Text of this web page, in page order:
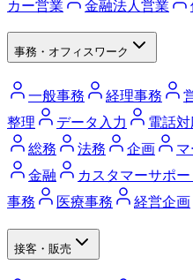
カー営業
金融法人営業
事務・オフィスワーク
一般事務 経理事務
整理
データ入力 電話
総務
法務 企画
金融
カスタマーサポー
事務
医療事務 経営企画
接客・販売